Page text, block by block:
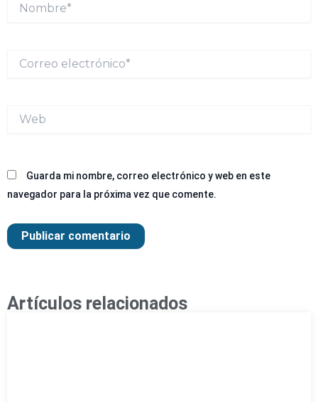
electrónico*
Guarda mi nombre, correo electrónico y web en este
navegador para la próxima vez que comente.
Artículos relacionados